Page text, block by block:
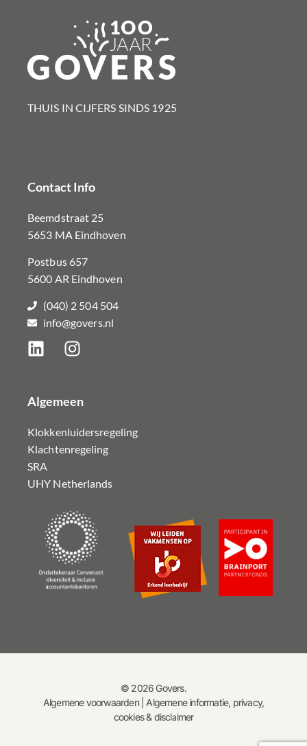
THUIS IN CIJFERS SINDS 1925​
Contact Info
Beemdstraat 25
5653 MA Eindhoven
Postbus 657
5600 AR Eindhoven
(040) 2 504 504
info@govers.nl
Algemeen
Klokkenluidersregeling
Klachtenregeling
SRA
UHY Netherlands
© 2026 Govers.
Algemene voorwaarden|Algemene informatie, privacy,
cookies & disclaimer